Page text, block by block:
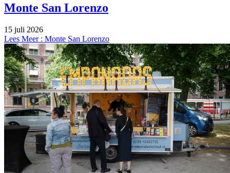
Monte San Lorenzo
15 juli 2026
Lees Meer : Monte San Lorenzo